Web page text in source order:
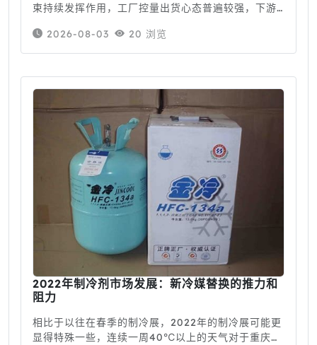
束持续发挥作用，工厂控量出货心态普遍较强，下游
市场主流品种散水含税出厂价如下：型号本周成交价
（元/吨）走势主...
2026-08-03 20 浏览
2022年制冷剂市场发展：新冷媒替换的推力和
阻力
相比于以往在春季的制冷展，2022年的制冷展可能更
显得特殊一些，连续一周40℃以上的天气对于重庆本